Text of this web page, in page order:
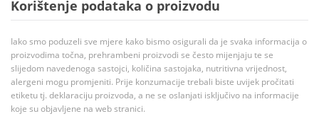
Korištenje podataka o proizvodu
Iako smo poduzeli sve mjere kako bismo osigurali da je svaka informacija o
proizvodima točna, prehrambeni proizvodi se često mijenjaju te se
slijedom navedenoga sastojci, količina sastojaka, nutritivna vrijednost,
alergeni mogu promjeniti. Prije konzumacije trebali biste uvijek pročitati
etiketu tj. deklaraciju proizvoda, a ne se oslanjati isključivo na informacije
koje su objavljene na web stranici.